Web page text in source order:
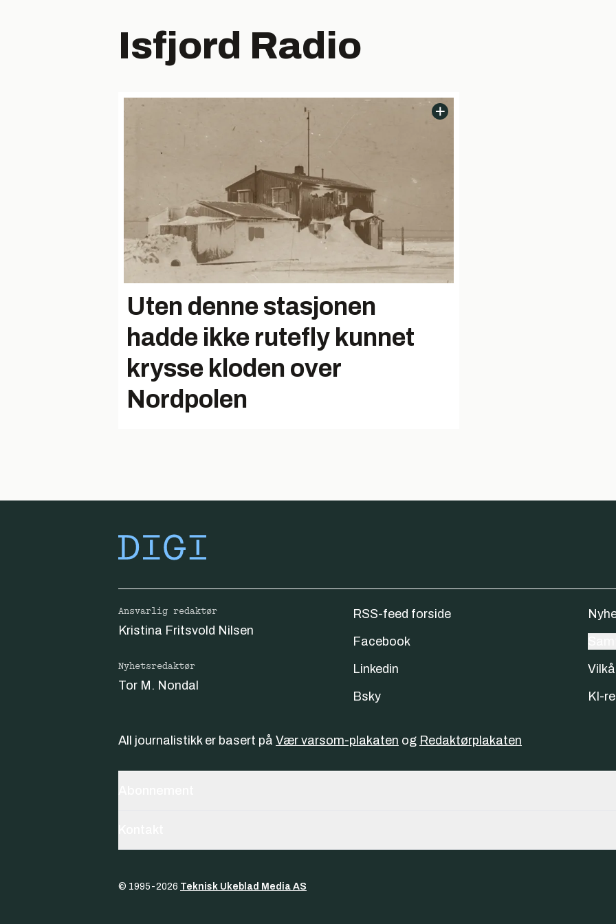
Isfjord Radio
Uten denne stasjonen
hadde ikke rutefly kunnet
krysse kloden over
Nordpolen
Ansvarlig redaktør
Kristina Fritsvold Nilsen
Nyhetsredaktør
Tor M. Nondal
RSS-feed forside
Facebook
Linkedin
Bsky
KI-
All journalistikk er basert på Vær varsom-plakaten og Redaktørplakaten
© 1995-2026 Teknisk Ukeblad Media AS